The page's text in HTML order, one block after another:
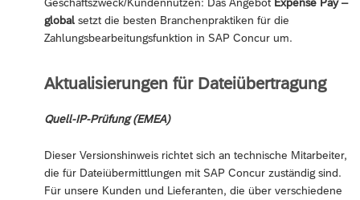
Geschäftszweck/Kundennutzen: Das Angebot Expense Pay –
global setzt die besten Branchenpraktiken für die
Zahlungsbearbeitungsfunktion in SAP Concur um.
Aktualisierungen für Dateiübertragung
Quell-IP-Prüfung (EMEA)
Dieser Versionshinweis richtet sich an technische Mitarbeiter,
die für Dateiübermittlungen mit SAP Concur zuständig sind.
Für unsere Kunden und Lieferanten, die über verschiedene